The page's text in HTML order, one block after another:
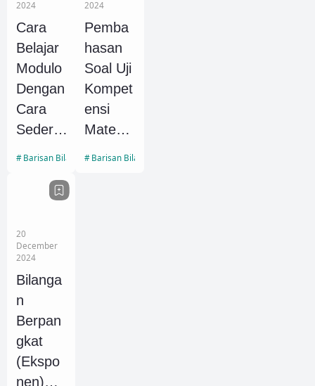
Mada
(UGM)
Tingkat
SMP-
SMA
2024
Cara
Belajar
Modulo
Dengan
Cara
Sederh
Barisan Bilangan
2024
Pemba
hasan
Soal Uji
Kompet
ensi
Matem
Barisan Bilangan
20
December
2024
Bilanga
n
Berpan
gkat
(Ekspo
nen)